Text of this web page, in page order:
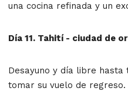
una cocina refinada y un
Día 11. Tahití - ciudad de
Desayuno y día libre
tomar su vuelo de